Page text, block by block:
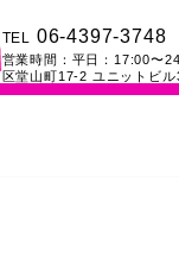
TEL 06-4397-3748
営業時間： 平日：17:00〜
区堂山町17-2 ユニットビ